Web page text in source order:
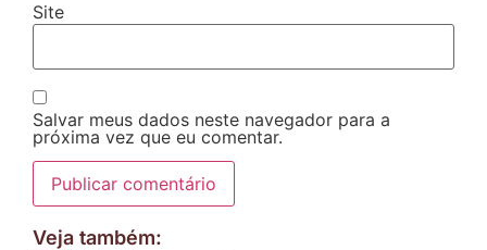
Site
Salvar meus dados neste navegador para a
próxima vez que eu comentar.
Veja também: